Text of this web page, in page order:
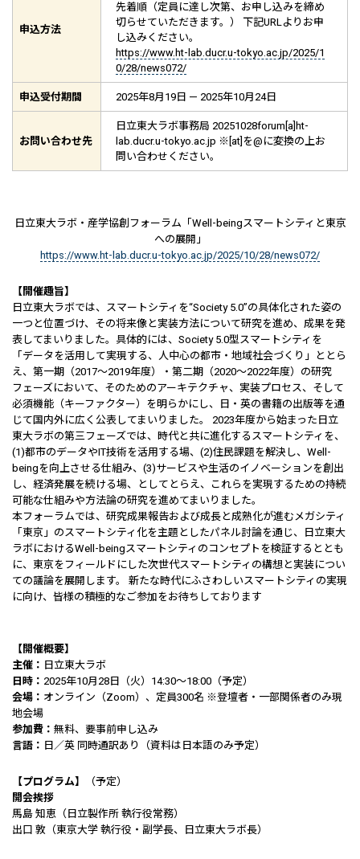
申込方法
先着順（定員に達し次第、お申し込みを締め
切らせていただきます。） 下記URLよりお申
し込みください。
https://www.ht-lab.ducr.u-tokyo.ac.jp/2025/1
0/28/news072/
申込受付期間 2025年8月19日 — 2025年10月24日
お問い合わせ先
日立東大ラボ事務局 20251028forum[a]ht-
lab.ducr.u-tokyo.ac.jp ※[at]を@に変換の上お
問い合わせください。
日立東大ラボ・産学協創フォーラム「Well-beingスマートシティと東京
への展開」
https://www.ht-lab.ducr.u-tokyo.ac.jp/2025/10/28/news072/
【開催趣旨】
日立東大ラボでは、スマートシティを“Society 5.0”の具体化された姿の
一つと位置づけ、その将来像と実装方法について研究を進め、成果を発
表してまいりました。具体的には、Society 5.0型スマートシティを
「データを活用して実現する、人中心の都市・地域社会づくり」ととら
え、第一期（2017～2019年度）・第二期（2020～2022年度）の研究
フェーズにおいて、そのためのアーキテクチャ、実装プロセス、そして
必須機能（キーファクター）を明らかにし、日・英の書籍の出版等を通
じて国内外に広く公表してまいりました。 2023年度から始まった日立
東大ラボの第三フェーズでは、時代と共に進化するスマートシティを、
(1)都市のデータやIT技術を活用する場、(2)住民課題を解決し、Well-
beingを向上させる仕組み、(3)サービスや生活のイノベーションを創出
し、経済発展を続ける場、としてとらえ、これらを実現するための持続
可能な仕組みや方法論の研究を進めてまいりました。
本フォーラムでは、研究成果報告および成長と成熟化が進むメガシティ
「東京」のスマートシティ化を主題としたパネル討論を通じ、日立東大
ラボにおけるWell-beingスマートシティのコンセプトを検証するととも
に、東京をフィールドにした次世代スマートシティの構想と実装につい
ての議論を展開します。 新たな時代にふさわしいスマートシティの実現
に向け、皆様の積極的なご参加をお待ちしております
【開催概要】
主催： 日立東大ラボ
日時： 2025年10月28日（火）14:30～18:00（予定）
会場： オンライン（Zoom）、定員300名 ※登壇者・一部関係者のみ現
地会場
参加費： 無料、要事前申し込み
言語： 日／英 同時通訳あり（資料は日本語のみ予定）
【プログラム】
（予定）
開会挨拶
馬島 知恵（日立製作所 執行役常務）
出口 敦（東京大学 執行役・副学長、日立東大ラボ長）